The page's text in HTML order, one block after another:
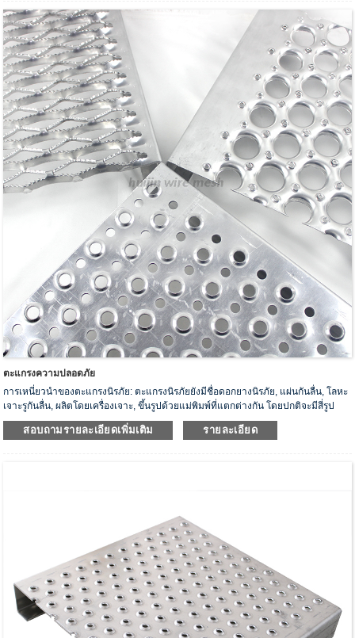
12 เม็ด และงานหนัก
- ประเภทอื่นๆ : ไม้กระดาน ทางเดิน ดอกยางบันได
- ตัวอย่างที่กำหนดเองและฟรีสามารถใช้งานได้
ตะแกรงความปลอดภัย
การเหนี่ยวนำของตะแกรงนิรภัย: ตะแกรงนิรภัยยังมีชื่อดอกยางนิรภัย, แผ่นกันลื่น, โลหะ
เจาะรูกันลื่น, ผลิตโดยเครื่องเจาะ, ขึ้นรูปด้วยแม่พิมพ์ที่แตกต่างกัน โดยปกติจะมีสี่รูป
แบบ: สตรัทยึดเกาะ, ดอกยางฉุด, รูปทรง Perf-O, บันไดขั้นบันได เราเป็นผู้ผลิตตะแกรง
โลหะเพื่อความปลอดภัยหลากหลายชนิดที่ให้สถานที่ทำงานที่กันลื่นและปลอดภัย
สอบถามรายละเอียดเพิ่มเติม รายละเอียด